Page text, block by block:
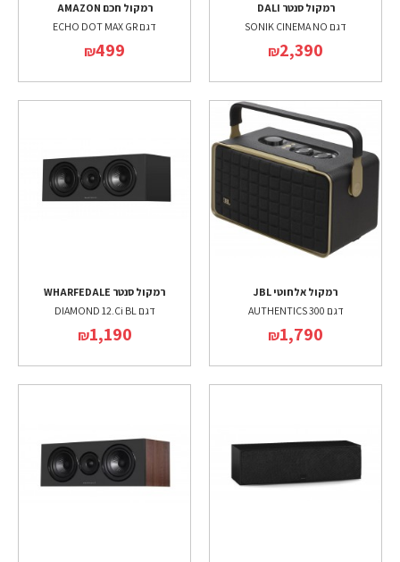
רמקול סנטר DALI
דגם SONIK CINEMA NO
₪2,390
רמקול חכם AMAZON
דגם ECHO DOT MAX GR
₪499
רמקול אלחוטי JBL
דגם AUTHENTICS 300
₪1,790
רמקול סנטר WHARFEDALE
דגם DIAMOND 12.Ci BL
₪1,190